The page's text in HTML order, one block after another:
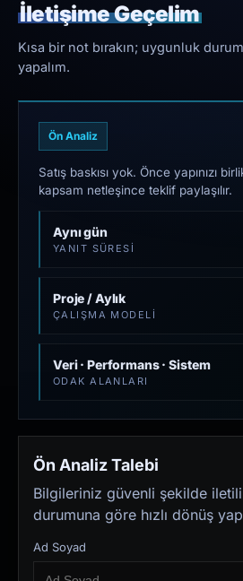
İletişime Geçelim
Kısa bir not bırakın; uygunluk
yapalım.
Ön Analiz
Satış baskısı yok. Önce yapınızı
kapsam netleşince teklif paylaşılır.
Aynı gün
YANIT SÜRESI
Proje / Aylık
ÇALIŞMA MODELI
Veri · Performans · Sistem
ODAK ALANLARI
Ön Analiz Talebi
Bilgileriniz güvenli şekilde
durumuna göre hızlı dönüş
Ad Soyad